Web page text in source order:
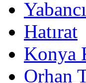
Hatırat
Konya
Orhan